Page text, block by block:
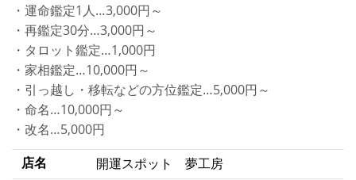
・運命鑑定1人…3,000円～
・再鑑定30分…3,000円～
・タロット鑑定…1,000円
・家相鑑定…10,000円～
・引っ越し・移転などの方位鑑定…5,000円～
・命名…10,000円～
・改名…5,000円
店名
開運スポット 夢工房